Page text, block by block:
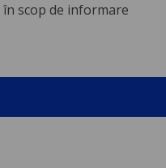
în scop de informare